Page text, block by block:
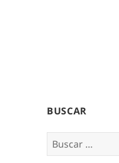
BUSCAR
Buscar: